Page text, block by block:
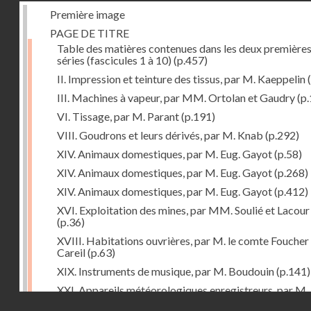
Première image
PAGE DE TITRE
Table des matières contenues dans les deux premières
séries (fascicules 1 à 10) (p.457)
II. Impression et teinture des tissus, par M. Kaeppelin
III. Machines à vapeur, par MM. Ortolan et Gaudry
VI. Tissage, par M. Parant(p.191)
VIII. Goudrons et leurs dérivés, par M. Knab (p.292)
XIV. Animaux domestiques, par M. Eug. Gayot(p.58)
XIV. Animaux domestiques, par M. Eug. Gayot(p.268)
XIV. Animaux domestiques, par M. Eug. Gayot(p.412)
XVI. Exploitation des mines, par MM. Soulié et Lacour
(p.36)
XVIII. Habitations ouvrières, par M. le comte Foucher
Careil(p.63)
XIX. Instruments de musique, par M. Boudouin(p.141)
XXI. Appareils météorologiques enregistreurs, par M.